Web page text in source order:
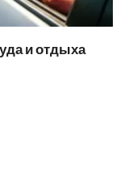
и отдыха